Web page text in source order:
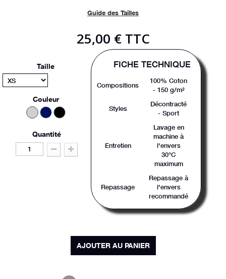
Guide des Tailles
25,00 €TTC
Taille
Couleur
Quantité
FICHE TECHNIQUE
Compositions
100% Coton
- 150 g/m²
Styles
Décontracté
- Sport
Entretien
Lavage en
machine à
l'envers
30°C
maximum
Repassage
Repassage à
l'envers
recommandé
AJOUTER AU PANIER